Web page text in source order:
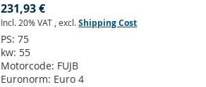
231,93 €
Incl. 20% VAT ,excl.Shipping Cost
PS:75
kw: 55
Motorcode: FUJB
Euronorm: Euro 4